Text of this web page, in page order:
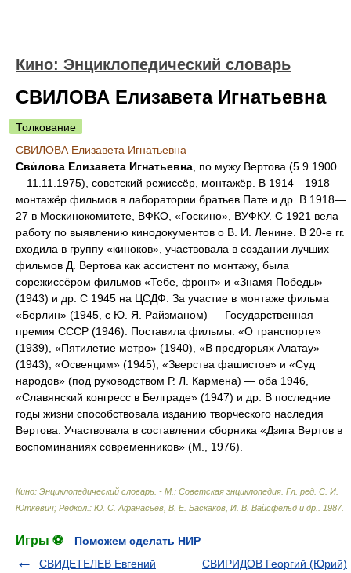
Кино: Энциклопедический словарь
СВИЛОВА Елизавета Игнатьевна
Толкование
СВИЛОВА Елизавета Игнатьевна
Сви́лова Елизавета Игнатьевна , по мужу Вертова (5.9.1900
—11.11.1975), советский режиссёр, монтажёр. В 1914—1918
монтажёр фильмов в лаборатории братьев Пате и др. В 1918—
27 в Москинокомитете, ВФКО, «Госкино», ВУФКУ. С 1921 вела
работу по выявлению кинодокументов о В. И. Ленине. В 20-е гг.
входила в группу «киноков», участвовала в создании лучших
фильмов Д. Вертова как ассистент по монтажу, была
сорежиссёром фильмов «Тебе, фронт» и «Знамя Победы»
(1943) и др. С 1945 на ЦСДФ. За участие в монтаже фильма
«Берлин» (1945, с Ю. Я. Райзманом) — Государственная
премия СССР (1946). Поставила фильмы: «О транспорте»
(1939), «Пятилетие метро» (1940), «В предгорьях Алатау»
(1943), «Освенцим» (1945), «Зверства фашистов» и «Суд
народов» (под руководством Р. Л. Кармена) — оба 1946,
«Славянский конгресс в Белграде» (1947) и др. В последние
годы жизни способствовала изданию творческого наследия
Вертова. Участвовала в составлении сборника «Дзига Вертов в
воспоминаниях современников» (М., 1976).
Кино: Энциклопедический словарь. - М.: Советская энциклопедия Гл. ред. С. И.
Юткевич; Редкол.: Ю. С. Афанасьев, В. Е. Баскаков, И. В. Вайсфельд и др.
1987.
Игры ⚽
Поможем сделать НИР
СВИДЕТЕЛЕВ Евгений
СВИРИДОВ Георгий (Юрий)